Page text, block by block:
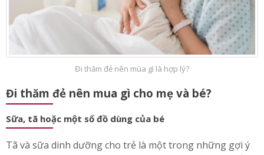
Đi thăm đẻ nên mùa gì là hợp lý?
Đi thăm đẻ nên mua gì cho mẹ và bé?
Sữa, tã hoặc một số đồ dùng của bé
Tã và sữa dinh dưỡng cho trẻ là một trong những gợi ý